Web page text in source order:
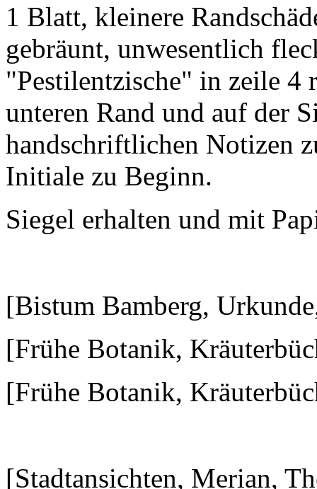
1 Blatt, kleinere
gebräunt, unwesentlich
"Pestilentzische" in zeile 4
unteren Rand und auf der
handschriftlichen Notizen
Initiale zu Beginn.
Siegel erhalten und mit
[Bistum Bamberg,
[Frühe Botanik,
[Frühe Botanik,
[Stadtansichten, Merian,